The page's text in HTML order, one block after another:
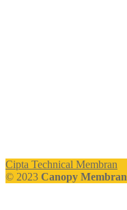
Cipta Technical Membran
© 2023 Canopy Membran